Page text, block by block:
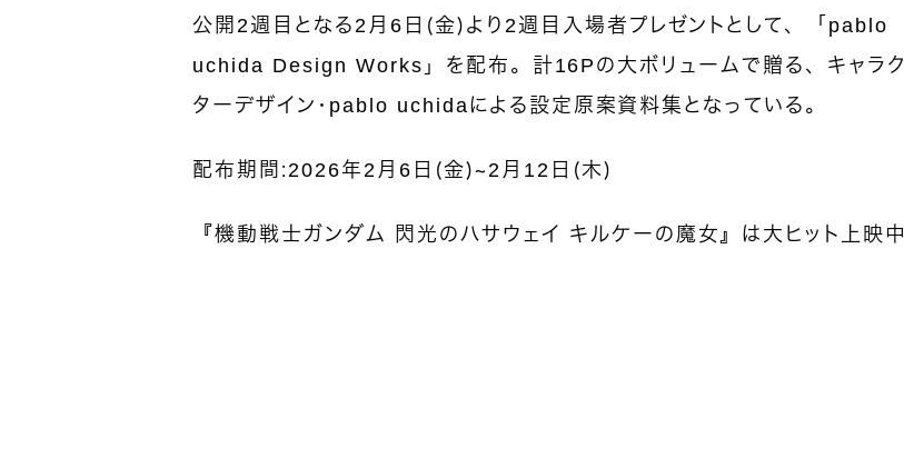
公開2週目となる2月6日（金）より2週目入場者プレゼントとして、「pablo
uchida Design Works」を配布。計16Pの大ボリュームで贈る、キャラク
ターデザイン・pablo uchidaによる設定原案資料集となっている。
配布期間：2026年2月6日（金）～2月12日（木）
『機動戦士ガンダム 閃光のハサウェイ キルケーの魔女』は大ヒット上映中